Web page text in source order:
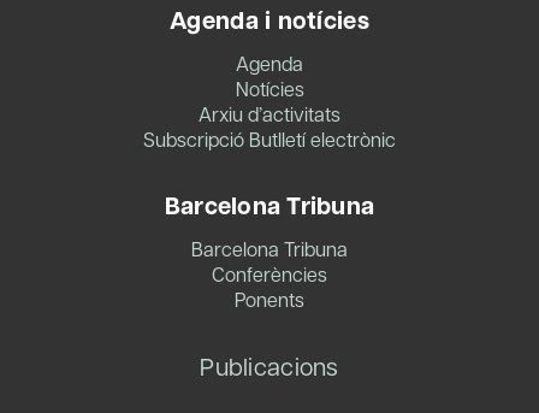
Agenda i notícies
Agenda
Notícies
Arxiu d’activitats
Subscripció Butlletí electrònic
Barcelona Tribuna
Barcelona Tribuna
Conferències
Ponents
Publicacions